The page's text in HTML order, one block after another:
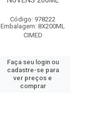
Código: 978222
Embalagem: 8X200ML
CIMED
Faça seu login ou
cadastre-se para
ver preços e
comprar